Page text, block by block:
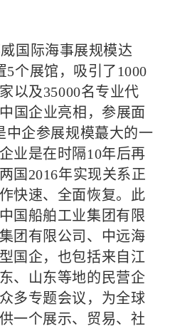
国际海事展规模达
5个展馆，吸引了1000
以及35000名专业代
国企业亮相，参展面
中企参展规模蕞大的一
业是在时隔10年后再
国2016年实现关系正
快速、全面恢复。此
国船舶工业集团有限
团有限公司、中远海
国企，也包括来自江
、山东等地的民营企
多专题会议，为全球
一个展示、贸易、社